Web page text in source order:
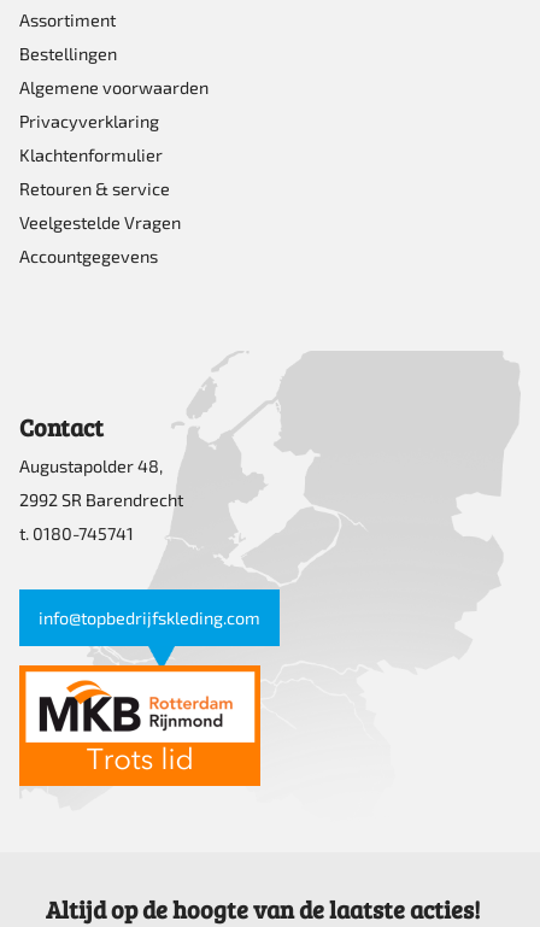
Assortiment
Bestellingen
Algemene voorwaarden
Privacyverklaring
Klachtenformulier
Retouren & service
Veelgestelde Vragen
Accountgegevens
Contact
Augustapolder 48,
2992 SR Barendrecht
t. 0180-745741
info@topbedrijfskleding.com
Altijd op de hoogte van de laatste acties!